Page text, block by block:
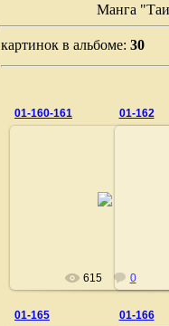
Манга
картинок в альбоме: 30
01-160-161
615 0
01-162
01-165 01-166